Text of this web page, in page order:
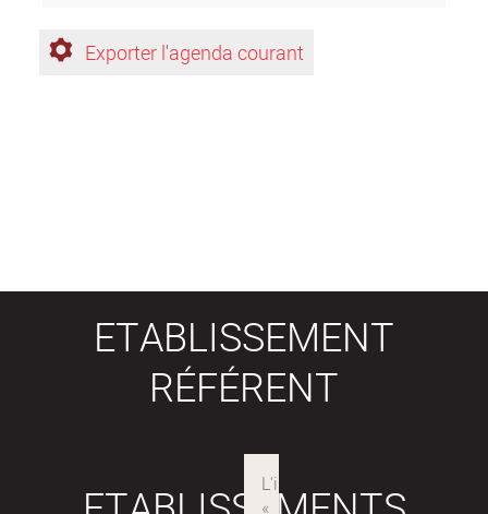
Exporter l'agenda courant
ETABLISSEMENT
RÉFÉRENT